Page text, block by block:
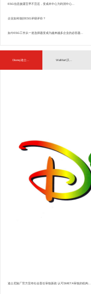
ESG信息披露宜早不宜迟，变成本中心为利润中心...
企业如何做好ESG评级评价？
如今ESG工作从一道选择题变成为越来越多企业的必答题...
Disney迪士... WalMart沃...
迪士尼验厂官方宣布社会责任审核新政:认可SMETA审核的机构...